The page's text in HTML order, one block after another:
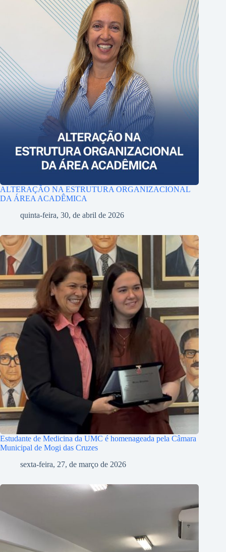
ALTERAÇÃO NA ESTRUTURA ORGANIZACIONAL
DA ÁREA ACADÊMICA
quinta-feira, 30, de abril de 2026
Estudante de Medicina da UMC é homenageada pela Câmara
Municipal de Mogi das Cruzes
sexta-feira, 27, de março de 2026